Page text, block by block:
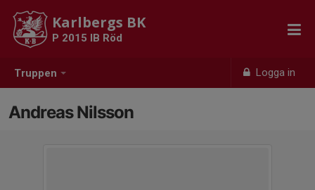
Truppen Logga in
Karlbergs BK
P 2015 IB Röd
Andreas Nilsson